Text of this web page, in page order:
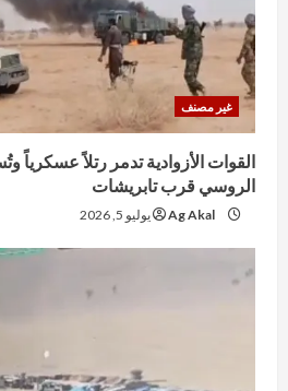
غير مصنف
القوات الأزوادية تدمر رتلاً عسكرياً
الروسي قرب تابريشات
Ag Akal يوليو 5, 2026